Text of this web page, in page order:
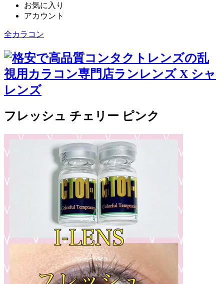
お気に入り
アカウント
全カラコン
フレッシュ チェリー ピンク